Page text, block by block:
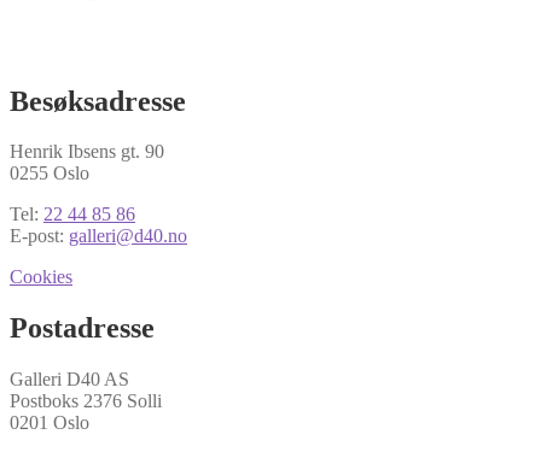
Besøksadresse
Henrik Ibsens gt. 90
0255 Oslo
Tel: 22 44 85 86
E-post: galleri@d40.no
Cookies
Postadresse
Galleri D40 AS
Postboks 2376 Solli
0201 Oslo